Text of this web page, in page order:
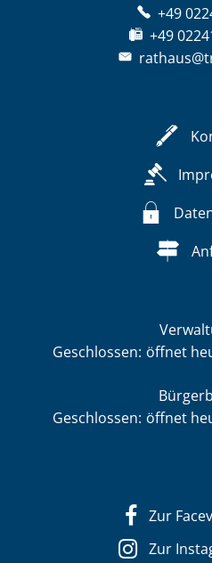
+49
+49
Klicken, um weitere
Geschlossen: öffnet
Klicken, um weitere
Geschlossen: öffnet
Zur
Zur